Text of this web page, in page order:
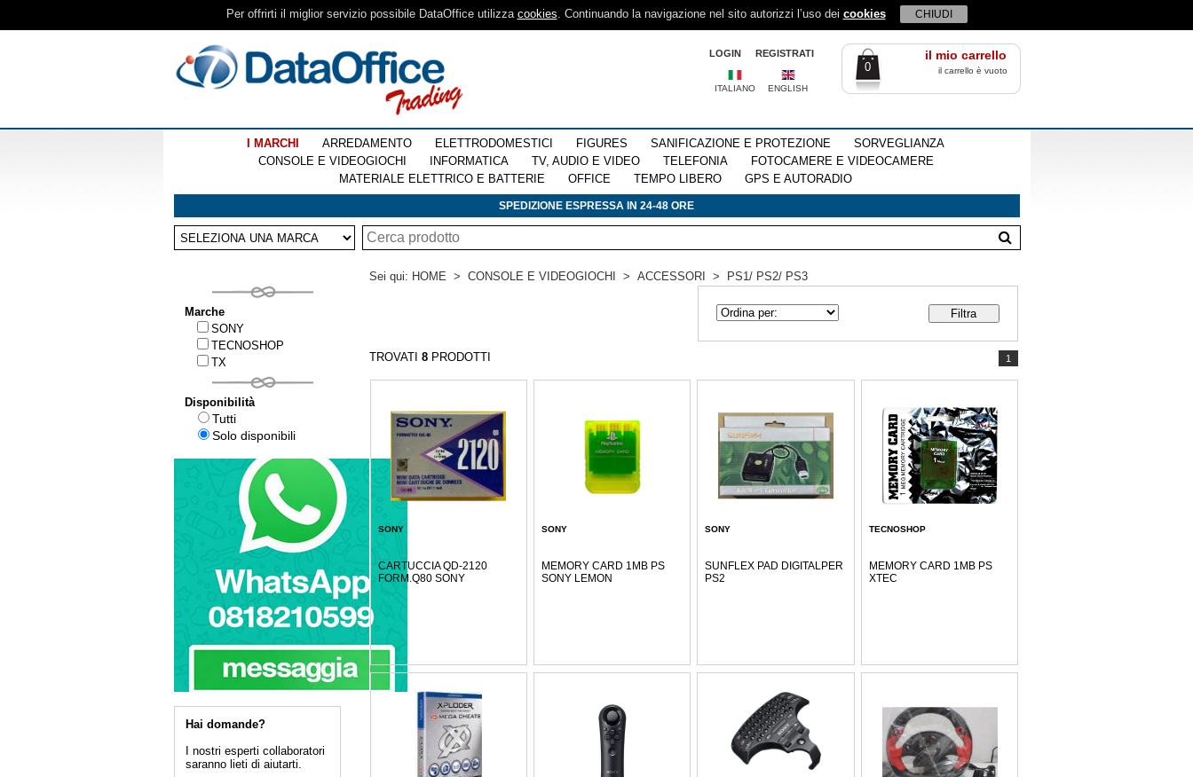
Per offrirti il miglior servizio possibile DataOffice utilizza cookies. Continuando la navigazione nel sito autorizzi l’uso dei cookies CHIUDI
il mio carrello
0 il carrello è vuoto
REGISTRATI
LOGIN
ITALIANO ENGLISH
I MARCHI ARREDAMENTO ELETTRODOMESTICI FIGURES SANIFICAZIONE E PROTEZIONE
SORVEGLIANZA
CONSOLE E VIDEOGIOCHI
INFORMATICA TV, AUDIO E VIDEO TELEFONIA
FOTOCAMERE E VIDEOCAMERE
MATERIALE ELETTRICO E BATTERIE
OFFICE TEMPO LIBERO GPS E AUTORADIO
SPEDIZIONE ESPRESSA IN 24-48 ORE
Marche
SONY
TECNOSHOP
TX
Disponibilità
Tutti
Solo disponibili
Hai domande?
I nostri esperti collaboratori
saranno lieti di aiutarti.
Sei qui: HOME > CONSOLE E VIDEOGIOCHI > ACCESSORI > PS1/ PS2/ PS3
TROVATI 8PRODOTTI 1
SONY
CARTUCCIA QD-2120
FORM.Q80 SONY
SONY
MEMORY CARD 1MB PS
SONY LEMON
SONY
SUNFLEX PAD DIGITALPER
PS2
TECNOSHOP
MEMORY CARD 1MB PS
XTEC